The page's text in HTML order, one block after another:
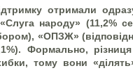
отримали
народу» (11,2%
«ОПЗЖ»
Формально,
тому вони